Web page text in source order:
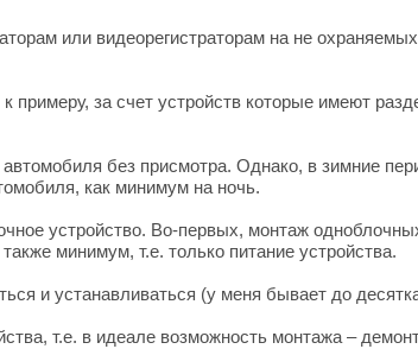
или видеорегистраторам на не
за счет устройств которые имеют
без присмотра. Однако, в зимние
как минимум на ночь.
устройство. Во-первых, монтаж
минимум, т.е. только питание устройства.
и устанавливаться (у меня бывает до
т.е. в идеале возможность монтажа –